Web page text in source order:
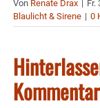
Von Renate Drax Fr.
Blaulicht & Sirene | 0
Kommentar